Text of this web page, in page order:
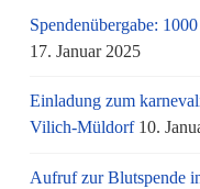
Spendenübergabe:
17. Januar 2025
Einladung zum
Vilich-Müldorf 10.
Aufruf zur Blutspende